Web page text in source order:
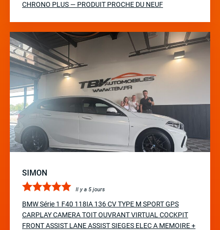
CHRONO PLUS — PRODUIT PROCHE DU NEUF
SIMON
Il y a 5 jours
BMW Série 1 F40 118IA 136 CV TYPE M SPORT GPS
CARPLAY CAMERA TOIT OUVRANT VIRTUAL COCKPIT
FRONT ASSIST LANE ASSIST SIEGES ELEC A MEMOIRE +